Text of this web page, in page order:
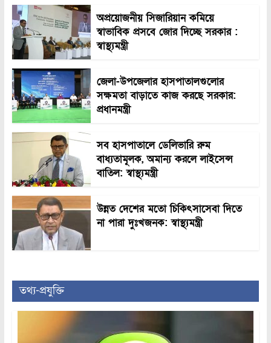
অপ্রয়োজনীয় সিজারিয়ান কমিয়ে
স্বাভাবিক প্রসবে জোর দিচ্ছে সরকার :
স্বাস্থ্যমন্ত্রী
জেলা-উপজেলার হাসপাতালগুলোর
সক্ষমতা বাড়াতে কাজ করছে সরকার:
প্রধানমন্ত্রী
সব হাসপাতালে ডেলিভারি রুম
বাধ্যতামূলক, অমান্য করলে লাইসেন্স
বাতিল: স্বাস্থ্যমন্ত্রী
উন্নত দেশের মতো চিকিৎসাসেবা দিতে
না পারা দুঃখজনক: স্বাস্থ্যমন্ত্রী
তথ্য-প্রযুক্তি